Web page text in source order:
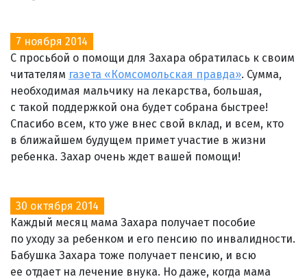
7 ноября 2014
С просьбой о помощи для Захара обратилась к своим
читателям газета «Комсомольская правда». Сумма,
необходимая мальчику на лекарства, большая,
с такой поддержкой она будет собрана быстрее!
Спасибо всем, кто уже внес свой вклад, и всем, кто
в ближайшем будущем примет участие в жизни
ребенка. Захар очень ждет вашей помощи!
30 октября 2014
Каждый месяц мама Захара получает пособие
по уходу за ребенком и его пенсию по инвалидности.
Бабушка Захара тоже получает пенсию, и всю
ее отдает на лечение внука. Но даже, когда мама